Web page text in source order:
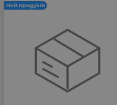
Нов продукт